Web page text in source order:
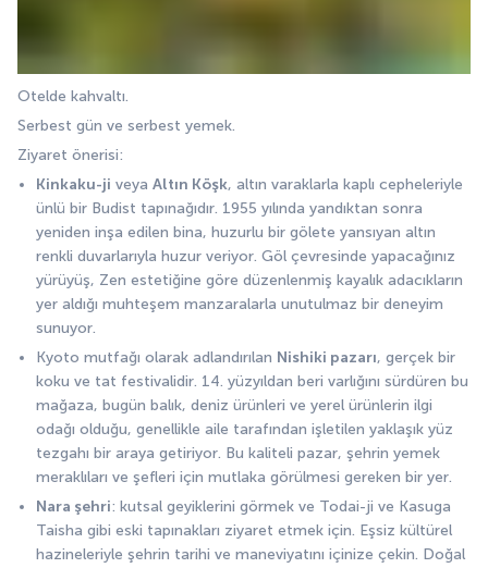
Otelde kahvaltı.
Serbest gün ve serbest yemek.
Ziyaret önerisi:
Kinkaku-ji veya Altın Köşk, altın varaklarla kaplı cepheleriyle
ünlü bir Budist tapınağıdır. 1955 yılında yandıktan sonra
yeniden inşa edilen bina, huzurlu bir gölete yansıyan altın
renkli duvarlarıyla huzur veriyor. Göl çevresinde yapacağınız
yürüyüş, Zen estetiğine göre düzenlenmiş kayalık adacıkların
yer aldığı muhteşem manzaralarla unutulmaz bir deneyim
sunuyor.
Kyoto mutfağı olarak adlandırılan Nishiki pazarı, gerçek bir
koku ve tat festivalidir. 14. yüzyıldan beri varlığını sürdüren bu
mağaza, bugün balık, deniz ürünleri ve yerel ürünlerin ilgi
odağı olduğu, genellikle aile tarafından işletilen yaklaşık yüz
tezgahı bir araya getiriyor. Bu kaliteli pazar, şehrin yemek
meraklıları ve şefleri için mutlaka görülmesi gereken bir yer.
Nara şehri: kutsal geyiklerini görmek ve Todai-ji ve Kasuga
Taisha gibi eski tapınakları ziyaret etmek için. Eşsiz kültürel
hazineleriyle şehrin tarihi ve maneviyatını içinize çekin. Doğal